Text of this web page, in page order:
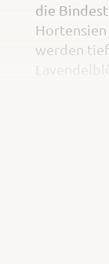
die
werden